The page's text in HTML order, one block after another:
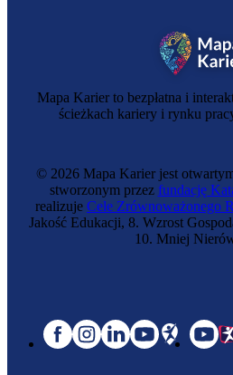
Mapa Karier to bezpłatna i
ścieżkach kariery i rynku
© 2026 Mapa Karier jest
stworzonym przez fundację
realizuje Cele Zrównoważonego
Jakość Edukacji, 8. Wzrost
10. Mniej